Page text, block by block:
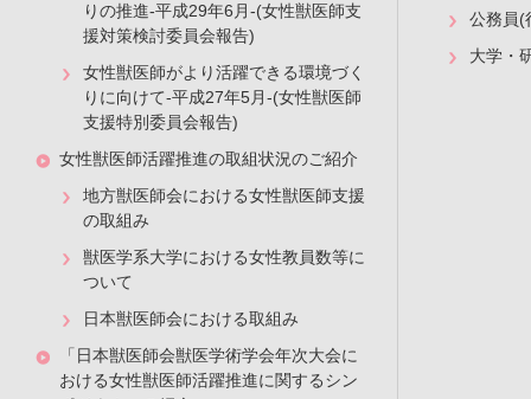
りの推進-平成29年6月-(女性獣医師支
援対策検討委員会報告)
女性獣医師がより活躍できる環境づく
りに向けて-平成27年5月-(女性獣医師
支援特別委員会報告)
女性獣医師活躍推進の取組状況のご紹介
地方獣医師会における女性獣医師支援
の取組み
獣医学系大学における女性教員数等に
ついて
日本獣医師会における取組み
「日本獣医師会獣医学術学会年次大会に
おける女性獣医師活躍推進に関するシン
公務員(
大学・